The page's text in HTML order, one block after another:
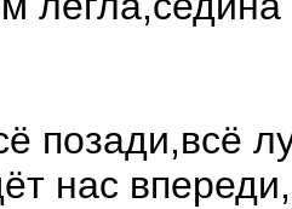
позади,всё
нас